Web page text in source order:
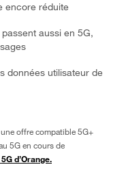
encore réduite
aussi en 5G,
données utilisateur de
une offre compatible 5G+
5G en cours de
d’Orange.